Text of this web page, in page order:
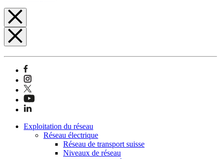
Exploitation du réseau
Réseau électrique
Réseau de transport suisse
Niveaux de réseau